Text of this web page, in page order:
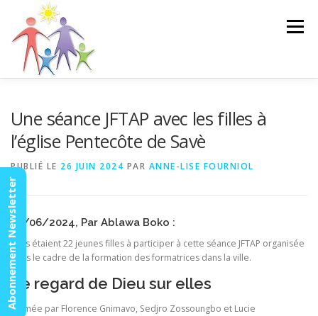
contenu
Menu
Une séance JFTAP avec les filles à
l’église Pentecôte de Savè
PUBLIÉ LE 26 JUIN 2024 PAR ANNE-LISE FOURNIOL
16/06/2024, Par Ablawa Boko :
Elles étaient 22 jeunes filles à participer à cette séance JFTAP organisée
dans le cadre de la formation des formatrices dans la ville.
Le regard de Dieu sur elles
Animée par Florence Gnimavo, Sedjro Zossoungbo et Lucie
Abonnement Newsletter